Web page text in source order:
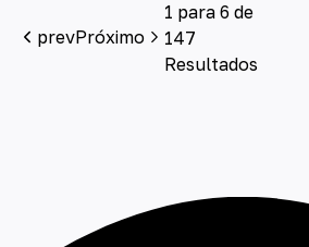
prevPróximo
1 para 6 de
147
Resultados